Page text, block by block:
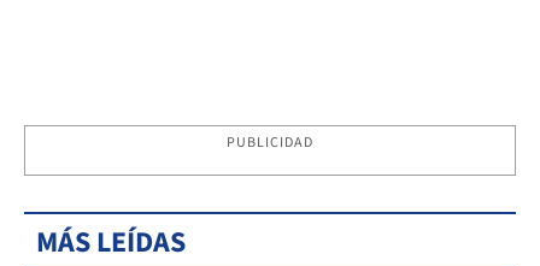
PUBLICIDAD
MÁS LEÍDAS